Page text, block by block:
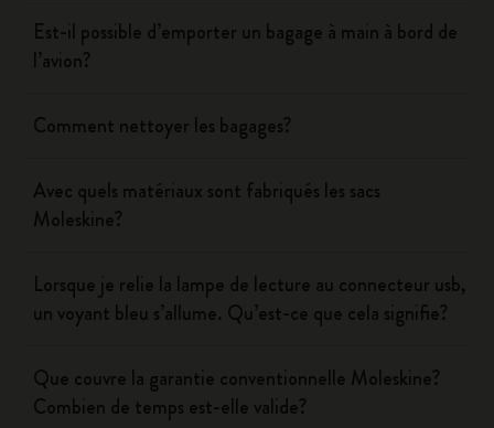
Est-il possible d’emporter un bagage à main à bord de
l’avion?
Comment nettoyer les bagages?
Avec quels matériaux sont fabriqués les sacs
Moleskine?
Lorsque je relie la lampe de lecture au connecteur usb,
un voyant bleu s’allume. Qu’est-ce que cela signifie?
Que couvre la garantie conventionnelle Moleskine?
Combien de temps est-elle valide?